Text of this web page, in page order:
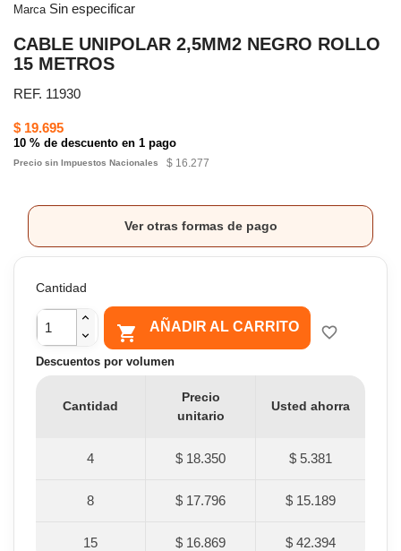
Marca Sin especificar
CABLE UNIPOLAR 2,5MM2 NEGRO ROLLO
15 METROS
REF. 11930
$ 19.695
10 % de descuento en 1 pago
Precio sin Impuestos Nacionales $ 16.277
Ver otras formas de pago
Cantidad
 AÑADIR AL CARRITO favorite_border
Descuentos por volumen
Cantidad
Precio
unitario
Usted ahorra
4 $ 18.350 $ 5.381
8 $ 17.796 $ 15.189
15 $ 16.869 $ 42.394